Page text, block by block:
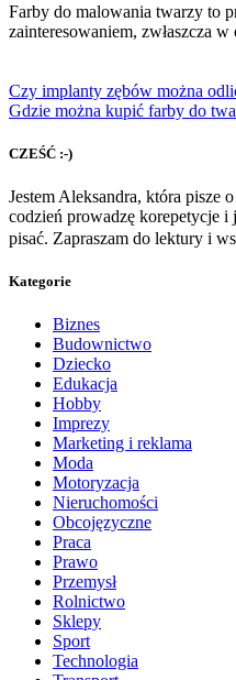
Farby do malowania twarzy to
zainteresowaniem, zwłaszcza
Czy implanty zębów można
Gdzie można kupić farby do
CZEŚĆ :-)
Jestem Aleksandra, która pisze
codzień prowadzę korepetycje
pisać. Zapraszam do lektury i
Kategorie
Biznes
Budownictwo
Dziecko
Edukacja
Hobby
Imprezy
Marketing i reklama
Moda
Motoryzacja
Nieruchomości
Obcojęzyczne
Praca
Prawo
Przemysł
Rolnictwo
Sklepy
Sport
Technologia